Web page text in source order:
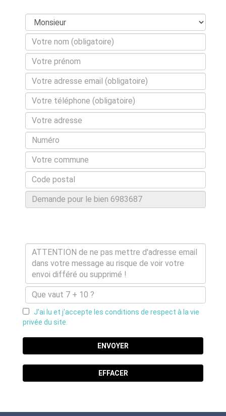
J'ai lu et j'accepte les conditions de respect à la vie
privée du site.
ENVOYER
EFFACER